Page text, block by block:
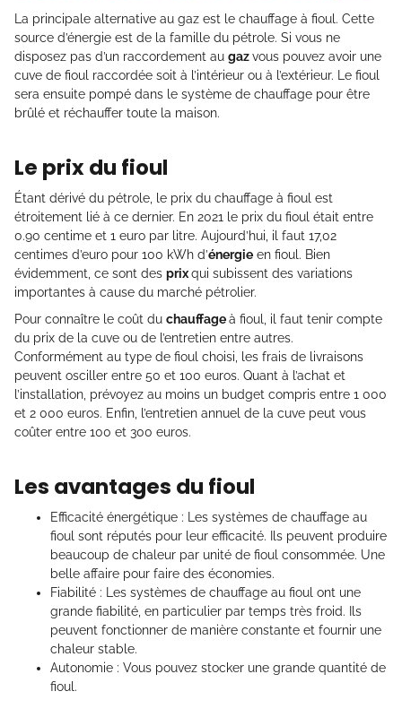
La principale alternative au gaz est le chauffage à fioul. Cette
source d’énergie est de la famille du pétrole. Si vous ne
disposez pas d’un raccordement au gazvous pouvez avoir une
cuve de fioul raccordée soit à l’intérieur ou à l’extérieur. Le fioul
sera ensuite pompé dans le système de chauffage pour être
brûlé et réchauffer toute la maison.
Le prix du fioul
Étant dérivé du pétrole, le prix du chauffage à fioul est
étroitement lié à ce dernier. En 2021 le prix du fioul était entre
0.90 centime et 1 euro par litre. Aujourd’hui, il faut 17,02
centimes d’euro pour 100 kWh d’énergie en fioul. Bien
évidemment, ce sont des prixqui subissent des variations
importantes à cause du marché pétrolier.
Pour connaître le coût du chauffageà fioul, il faut tenir compte
du prix de la cuve ou de l’entretien entre autres.
Conformément au type de fioul choisi, les frais de livraisons
peuvent osciller entre 50 et 100 euros. Quant à l’achat et
l’installation, prévoyez au moins un budget compris entre 1 000
et 2 000 euros. Enfin, l’entretien annuel de la cuve peut vous
coûter entre 100 et 300 euros.
Les avantages du fioul
Efficacité énergétique : Les systèmes de chauffage au
fioul sont réputés pour leur efficacité. Ils peuvent produire
beaucoup de chaleur par unité de fioul consommée. Une
belle affaire pour faire des économies.
Fiabilité : Les systèmes de chauffage au fioul ont une
grande fiabilité, en particulier par temps très froid. Ils
peuvent fonctionner de manière constante et fournir une
chaleur stable.
Autonomie : Vous pouvez stocker une grande quantité de
fioul.